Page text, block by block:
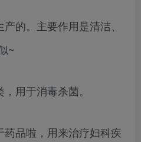
的。主要作用是清洁、
~
用于消毒杀菌。
药品啦，用来治疗妇科疾